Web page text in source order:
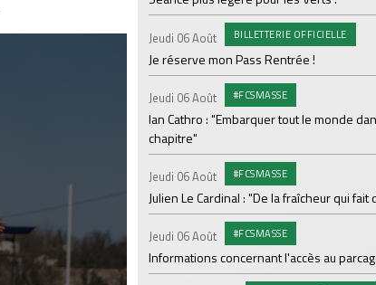
Jeudi 06 Août BILLETTERIE OFFICIELLE
Je réserve mon Pass Rentrée !
Jeudi 06 Août #FCSMASSE
Ian Cathro : "Embarquer tout le monde
chapitre"
Jeudi 06 Août #FCSMASSE
Julien Le Cardinal : "De la fraîcheur qui fait
Jeudi 06 Août #FCSMASSE
Informations concernant l'accès au